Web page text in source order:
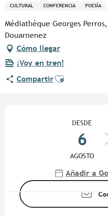
CULTURAL CONFERENCIA POESÍA
Médiathèque Georges
Douarnenez
Cómo llegar
¡Voy en tren!
CompartirAjouter aux
DESDE
6
AGOSTO
Añadir a